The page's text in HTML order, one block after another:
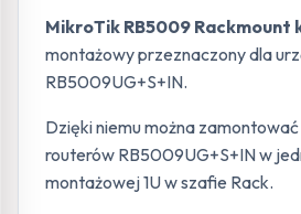
MikroTik RB5009 Rackmount
montażowy przeznaczony dla
RB5009UG+S+IN.
Dzięki niemu można
routerów RB5009UG+S+IN w
montażowej 1U w szafie Rack.